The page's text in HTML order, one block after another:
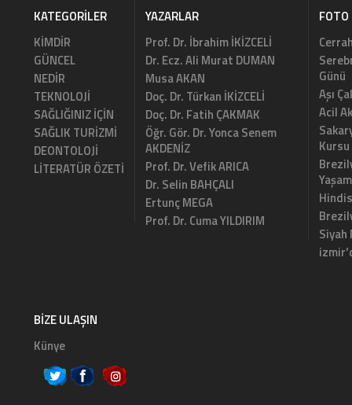
KATEGORILER
KİMDİR
GÜNCEL
NEDİR
TEKNOLOJİ
SAĞLIĞINIZ İÇİN
SAĞLIK TURİZMİ
DEONTOLOJİ
LİTERATÜR ÖZETİ
YAZARLAR
Prof. Dr. İbrahim İKİZCELİ
Dr. Ecz. Ali Murat DUMAN
Musa AKAN
Doç. Dr. Türkan İKİZCELİ
Doç. Dr. Fatih ÇAKMAK
Öğr. Gör. Dr. Yonca Senem
AKDENİZ
Prof. Dr. Vefik ARICA
Dr. Selin BAHÇALI
Ertunç MEGA
Prof. Dr. Cuma YILDIRIM
FOTO
Günü
Aşı
Acil
Kursu
Yaşam
BIZE ULAŞIN
Künye